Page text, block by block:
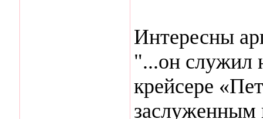
Интересны
"...он служил
крейсере
заслуженным